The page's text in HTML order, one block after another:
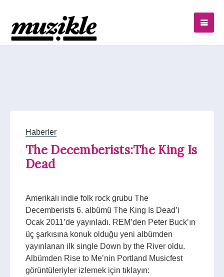
Haberler
The Decemberists:The King Is
Dead
Amerikalı indie folk rock grubu The
Decemberists 6. albümü The King Is Dead’i
Ocak 2011’de yayınladı. REM’den Peter Buck’ın
üç şarkısına konuk olduğu yeni albümden
yayınlanan ilk single Down by the River oldu.
Albümden Rise to Me’nin Portland Musicfest
görüntüleriyler izlemek için tıklayın: